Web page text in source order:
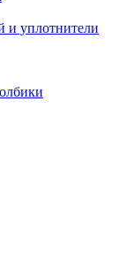
и уплотнители